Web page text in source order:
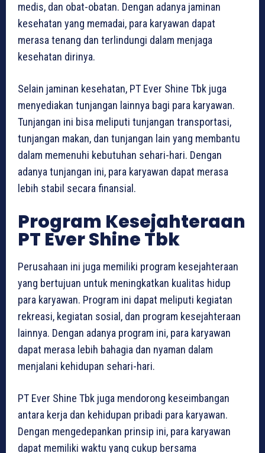
medis, dan obat-obatan. Dengan adanya jaminan
kesehatan yang memadai, para karyawan dapat
merasa tenang dan terlindungi dalam menjaga
kesehatan dirinya.
Selain jaminan kesehatan, PT Ever Shine Tbk juga
menyediakan tunjangan lainnya bagi para karyawan.
Tunjangan ini bisa meliputi tunjangan transportasi,
tunjangan makan, dan tunjangan lain yang membantu
dalam memenuhi kebutuhan sehari-hari. Dengan
adanya tunjangan ini, para karyawan dapat merasa
lebih stabil secara finansial.
Program Kesejahteraan
PT Ever Shine Tbk
Perusahaan ini juga memiliki program kesejahteraan
yang bertujuan untuk meningkatkan kualitas hidup
para karyawan. Program ini dapat meliputi kegiatan
rekreasi, kegiatan sosial, dan program kesejahteraan
lainnya. Dengan adanya program ini, para karyawan
dapat merasa lebih bahagia dan nyaman dalam
menjalani kehidupan sehari-hari.
PT Ever Shine Tbk juga mendorong keseimbangan
antara kerja dan kehidupan pribadi para karyawan.
Dengan mengedepankan prinsip ini, para karyawan
dapat memiliki waktu yang cukup bersama